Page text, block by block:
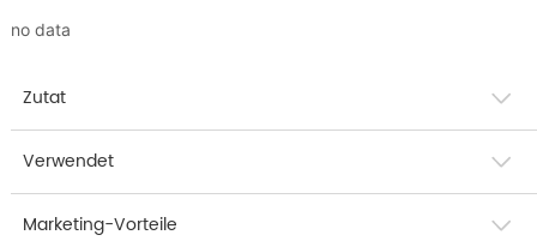
no data
Zutat
Verwendet
Marketing-Vorteile